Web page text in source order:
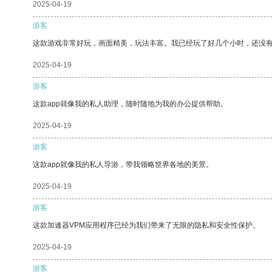
2025-04-19
游客
这款游戏非常好玩，画面精美，玩法丰富。我已经玩了好几个小时，还没
2025-04-19
游客
这款app就像我的私人助理，随时随地为我的办公提供帮助。
2025-04-19
游客
这款app就像我的私人导游，带我领略世界各地的美景。
2025-04-19
游客
这款加速器VPM应用程序已经为我们带来了无限的隐私和安全性保护。
2025-04-19
游客